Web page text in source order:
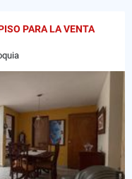
PARA LA VENTA